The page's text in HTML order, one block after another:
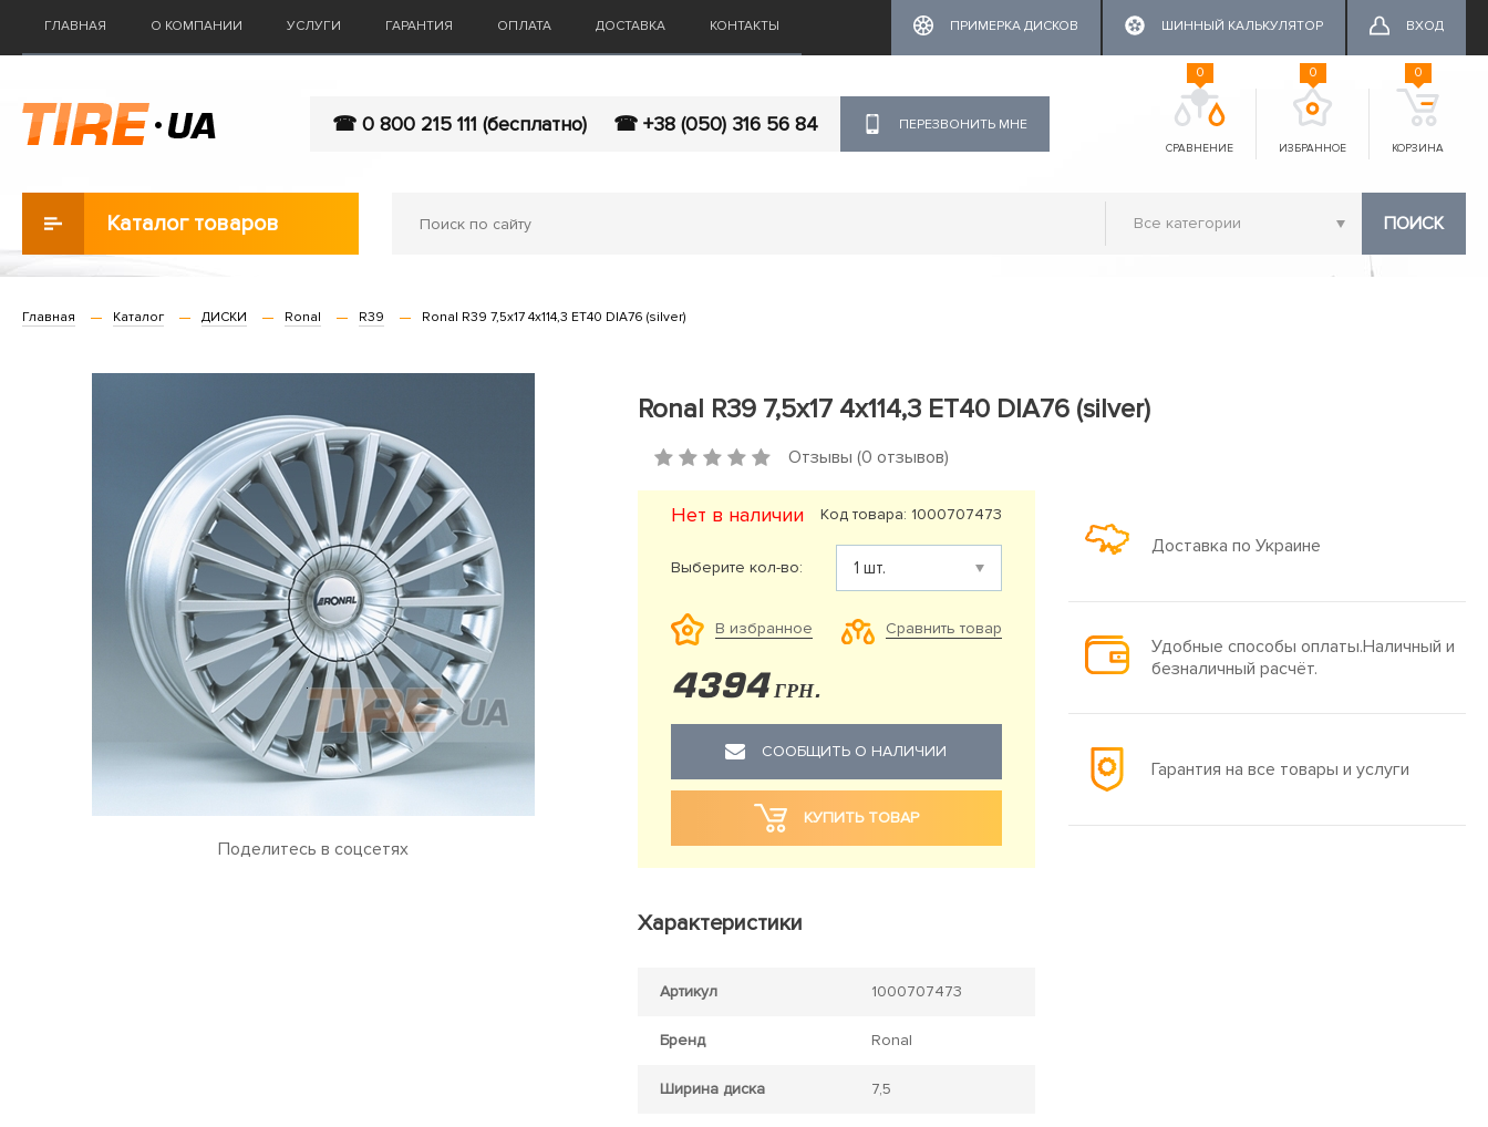
ГЛАВНАЯ О КОМПАНИИ УСЛУГИ ГАРАНТИЯ ОПЛАТА ДОСТАВКА КОНТАКТЫ ПРИМЕРКА ДИСКОВ ШИННЫЙ КАЛЬКУЛЯТОР ВХОД
☎ 0 800 215 111 (бесплатно) ☎ +38 (050) 316 56 84 ПЕРЕЗВОНИТЬ МНЕ
СРАВНЕНИЕ
0
ИЗБРАННОЕ
0
КОРЗИНА
0
Каталог товаров ПОИСК
Главная Каталог ДИСКИ Ronal R39 Ronal R39 7,5x17 4x114,3 ET40 DIA76 (silver)
Поделитесь в соцсетях
Ronal R39 7,5x17 4x114,3 ET40 DIA76 (silver)
Отзывы (0 отзывов)
Нет в наличии Код товара: 1000707473
Выберите кол-во:
В избранное Сравнить товар
4394 ГРН.
СООБЩИТЬ О НАЛИЧИИ
КУПИТЬ ТОВАР
Доставка по Украине
Удобные способы оплаты.Наличный и
безналичный расчёт.
Гарантия на все товары и услуги
Характеристики
Артикул 1000707473
Бренд Ronal
Ширина диска 7,5